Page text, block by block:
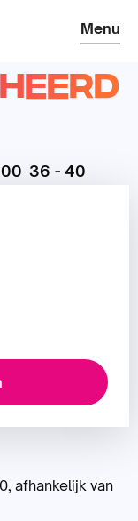
Menu
36 - 40
afhankelijk van